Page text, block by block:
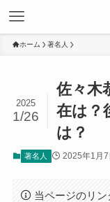
ホーム 著名人
佐々木
在は？
は？
2025
1/26
著名人 2025年1月7
当ページのリン